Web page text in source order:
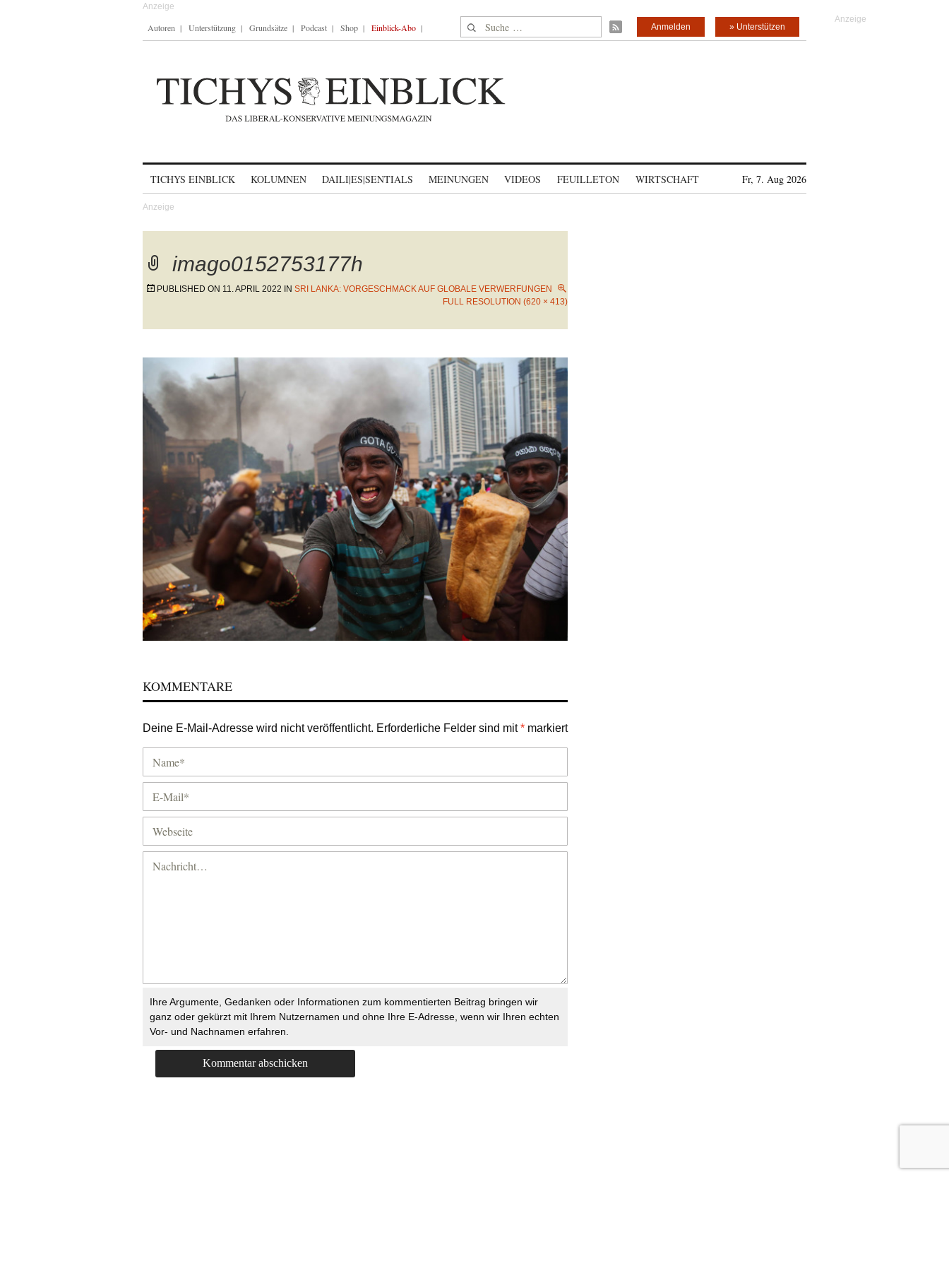
Autoren Unterstützung Grundsätze Podcast Shop Einblick-Abo Suche nach: » Unterstützen
Anmelden
TICHYS EINBLICK KOLUMNEN DAILI|ES|SENTIALS MEINUNGEN VIDEOS FEUILLETON WIRTSCHAFT Fr, 7. Aug 2026
imago0152753177h
PUBLISHED ON 11. APRIL 2022 IN SRI LANKA: VORGESCHMACK AUF GLOBALE VERWERFUNGEN
FULL RESOLUTION (620 × 413)
KOMMENTARE
Deine E-Mail-Adresse wird nicht veröffentlicht. Erforderliche Felder sind mit* markiert
Ihre Argumente, Gedanken oder Informationen zum kommentierten Beitrag bringen wir
ganz oder gekürzt mit Ihrem Nutzernamen und ohne Ihre E-Adresse, wenn wir Ihren echten
Vor- und Nachnamen erfahren.